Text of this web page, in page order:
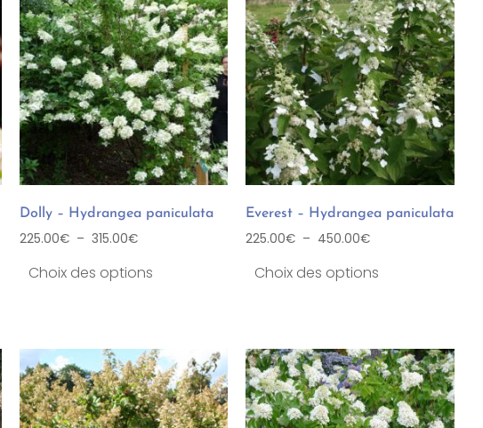
Dolly – Hydrangea paniculata
225.00€ – 315.00€
Choix des options
Everest – Hydrangea paniculata
225.00€ – 450.00€
Choix des options